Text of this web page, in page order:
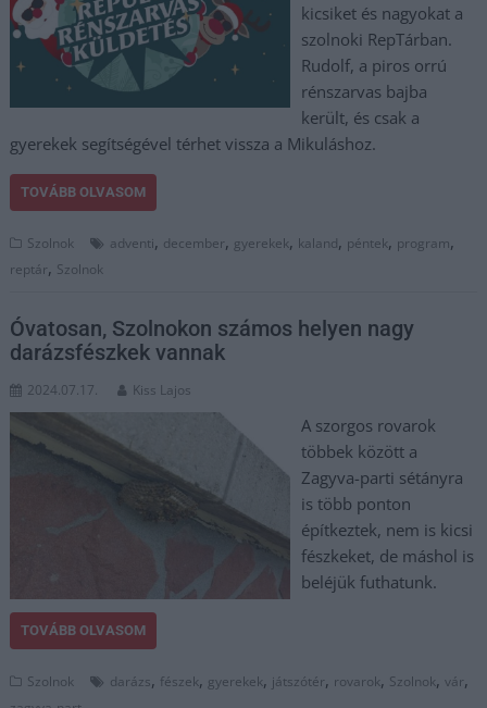
kicsiket és nagyokat a
szolnoki RepTárban.
Rudolf, a piros orrú
rénszarvas bajba
került, és csak a
gyerekek segítségével térhet vissza a Mikuláshoz.
TOVÁBB OLVASOM
Szolnok adventi, december, gyerekek, kaland, péntek, program,
reptár, Szolnok
Óvatosan, Szolnokon számos helyen nagy
darázsfészkek vannak
2024.07.17. Kiss Lajos
A szorgos rovarok
többek között a
Zagyva-parti sétányra
is több ponton
építkeztek, nem is kicsi
fészkeket, de máshol is
beléjük futhatunk.
TOVÁBB OLVASOM
Szolnok darázs, fészek, gyerekek, játszótér, rovarok, Szolnok,vár,